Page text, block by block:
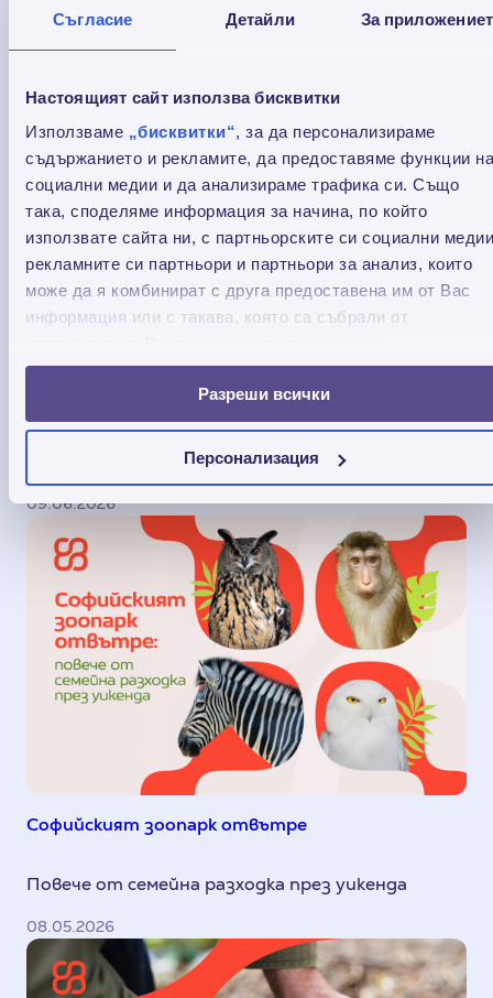
Съгласие Детайли За
Настоящият сайт използва бисквитки
Използваме „бисквитки“, за да персонализираме
съдържанието и рекламите, да предоставяме функции на
социални медии и да анализираме трафика си. Също
така, споделяме информация за начина, по който
използвате сайта ни, с партньорските си социални
рекламните си партньори и партньори за анализ, които
може да я комбинират с друга предоставена им от Вас
информация или с такава, която са събрали от
Разреши всички
Персонализация
Повече цвят пред НДК: "Да изчистим България
заедно" с Credissimo
Научете как екипът на Credissimo освежи и
ремонтира детската площадка пред НДК в
София. Вижте нашата кауза за по-чисти,
безопасни и цветни пространства за децата!
09.06.2026
Софийският зоопарк отвътре
Повече от семейна разходка през уикенда
08.05.2026